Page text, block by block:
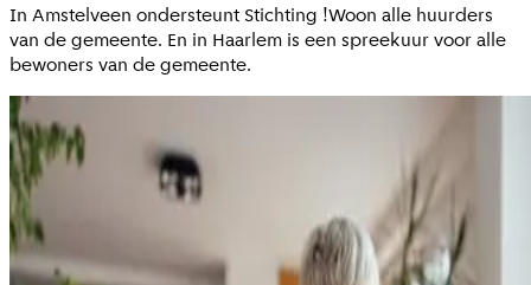
In Amstelveen ondersteunt Stichting !Woon alle huurders
van de gemeente. En in Haarlem is een spreekuur voor alle
bewoners van de gemeente.